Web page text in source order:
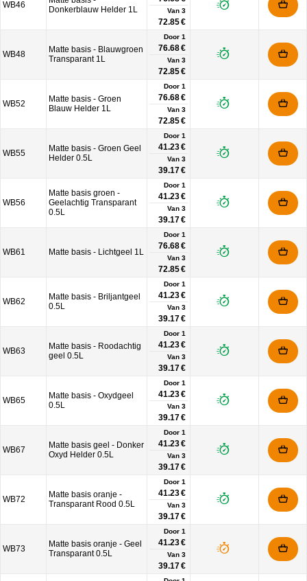
WB46
Donkerblauw Helder 1L
Van 3
72.85 €
WB48
Matte basis - Blauwgroen
Transparant 1L
Door 1
76.68 €
Van 3
72.85 €
WB52
Matte basis - Groen
Blauw Helder 1L
Door 1
76.68 €
Van 3
72.85 €
WB55
Matte basis - Groen Geel
Helder 0.5L
Door 1
41.23 €
Van 3
39.17 €
WB56
Matte basis groen -
Geelachtig Transparant
0.5L
Door 1
41.23 €
Van 3
39.17 €
WB61 Matte basis - Lichtgeel 1L
Door 1
76.68 €
Van 3
72.85 €
WB62
Matte basis - Briljantgeel
0.5L
Door 1
41.23 €
Van 3
39.17 €
WB63
Matte basis - Roodachtig
geel 0.5L
Door 1
41.23 €
Van 3
39.17 €
WB65
Matte basis - Oxydgeel
0.5L
Door 1
41.23 €
Van 3
39.17 €
WB67
Matte basis geel - Donker
Oxyd Helder 0.5L
Door 1
41.23 €
Van 3
39.17 €
WB72
Matte basis oranje -
Transparant Rood 0.5L
Door 1
41.23 €
Van 3
39.17 €
WB73
Matte basis oranje - Geel
Transparant 0.5L
Door 1
41.23 €
Van 3
39.17 €